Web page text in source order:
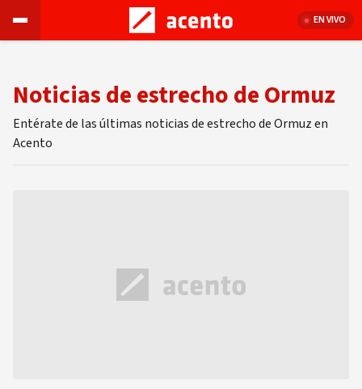
EN VIVO
Noticias de estrecho de Ormuz
Entérate de las últimas noticias de estrecho de Ormuz en
Acento